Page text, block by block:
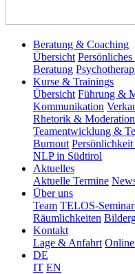
Beratung & Coaching
Übersicht
Beratung
Kurse & Trainings
Übersicht Führung &
Kommunikation
Rhetorik & Moderation
Teamentwicklung &
Burnout
NLP in Südtirol
Aktuelles
Aktuelle Termine
Über uns
Team TELOS-
Räumlichkeiten
Kontakt
Lage & Anfahrt
DE
IT EN